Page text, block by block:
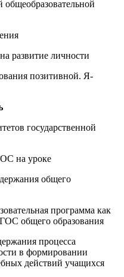
развитие личности
позитивной. Я-
государственной
на уроке
общего
программа как
общего образования
процесса
в формировании
действий учащихся